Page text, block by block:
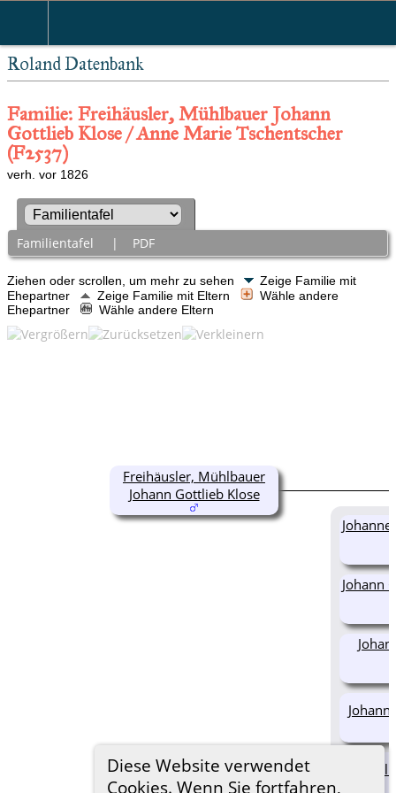
Roland Datenbank
Diese Website verwendet
Cookies. Wenn Sie fortfahren,
Familie: Freihäusler, Mühlbauer Johann
Gottlieb Klose / Anne Marie Tschentscher
(F2537)
verh. vor 1826
Familientafel | PDF
Ziehen oder scrollen, um mehr zu sehen
Zeige Familie mit
Ehepartner
Zeige Familie mit Eltern
Wähle andere
Ehepartner
Wähle andere Eltern
Freihäusler, Mühlbauer
Johann Gottlieb Klose
Johann
Johann